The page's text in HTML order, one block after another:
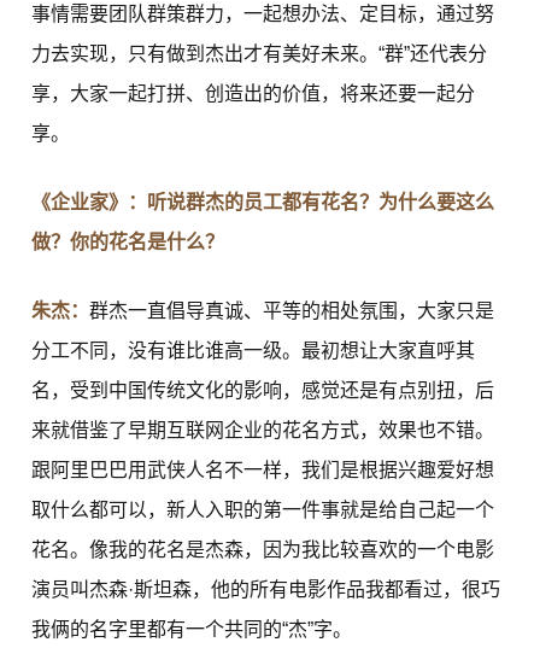
事情需要团队群策群力，一起想办法、定目标，通过努
力去实现，只有做到杰出才有美好未来。“群”还代表分
享，大家一起打拼、创造出的价值，将来还要一起分
享。
《企业家》：听说群杰的员工都有花名？为什么要这么
做？你的花名是什么？
朱杰： 群杰一直倡导真诚、平等的相处氛围，大家只是
分工不同，没有谁比谁高一级。最初想让大家直呼其
名，受到中国传统文化的影响，感觉还是有点别扭，后
来就借鉴了早期互联网企业的花名方式，效果也不错。
跟阿里巴巴用武侠人名不一样，我们是根据兴趣爱好想
取什么都可以，新人入职的第一件事就是给自己起一个
花名。像我的花名是杰森，因为我比较喜欢的一个电影
演员叫杰森·斯坦森，他的所有电影作品我都看过，很巧
我俩的名字里都有一个共同的“杰”字。